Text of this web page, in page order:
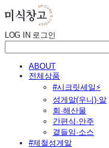
LOG IN 로그인
ABOUT
전체상품
#시크릿세일⚡
성게알(우니)·알
회·해산물
간편식·안주
곁들임·소스
#제철성게알